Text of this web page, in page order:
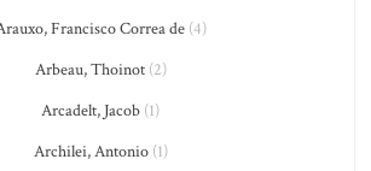
Francisco Correa de(4)
Arbeau, Thoinot(2)
Arcadelt, Jacob (1)
Archilei, Antonio(1)